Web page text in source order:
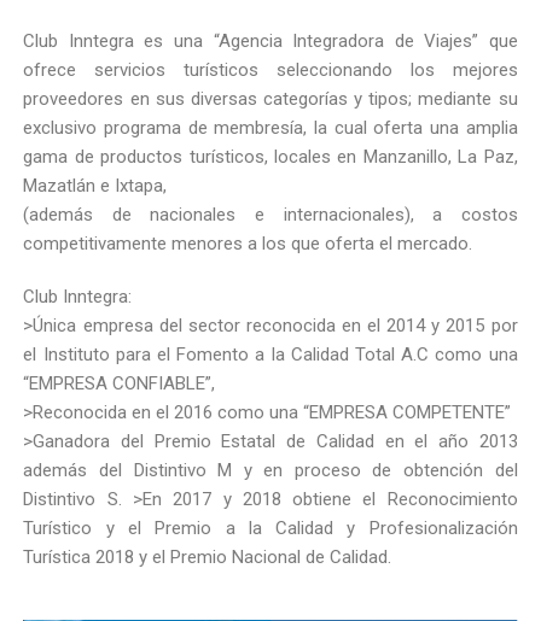
Club Inntegra es una “Agencia Integradora de Viajes” que
ofrece servicios turísticos seleccionando los mejores
proveedores en sus diversas categorías y tipos; mediante su
exclusivo programa de membresía, la cual oferta una amplia
gama de productos turísticos, locales en Manzanillo, La Paz,
Mazatlán e Ixtapa,
(además de nacionales e internacionales), a costos
competitivamente menores a los que oferta el mercado.
Club Inntegra:
>Única empresa del sector reconocida en el 2014 y 2015 por
el Instituto para el Fomento a la Calidad Total A.C como una
“EMPRESA CONFIABLE”,
>Reconocida en el 2016 como una “EMPRESA COMPETENTE”
>Ganadora del Premio Estatal de Calidad en el año 2013
además del Distintivo M y en proceso de obtención del
Distintivo S. >En 2017 y 2018 obtiene el Reconocimiento
Turístico y el Premio a la Calidad y Profesionalización
Turística 2018 y el Premio Nacional de Calidad.